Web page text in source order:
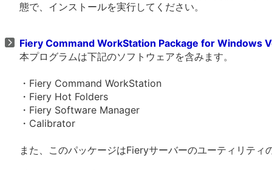
態で、インストールを実行してください。
Fiery Command WorkStation Package for Windows
本プログラムは下記のソフトウェアを含みます。
・Fiery Command WorkStation
・Fiery Hot Folders
・Fiery Software Manager
・Calibrator
また、このパッケージはFieryサーバーのユーティリティ